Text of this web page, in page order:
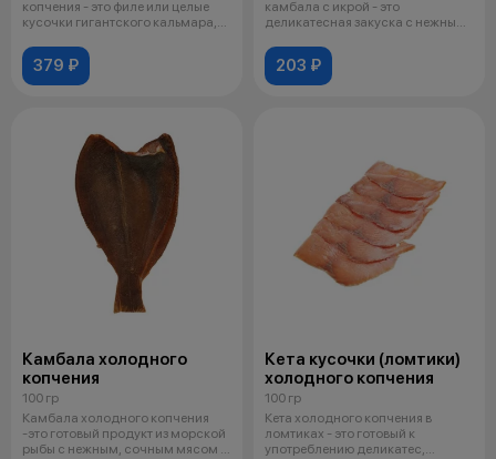
копчения - это филе или целые
кусочки гигантского кальмара,
379 ₽
камбала с икрой - это
деликатесная закуска с нежным,
203 ₽
Камбала холодного
копчения
100 гр
Камбала холодного копчения
-это готовый продукт из морской
рыбы с нежным, сочным мясом и
Кета кусочки (ломтики)
холодного копчения
100 гр
Кета холодного копчения в
ломтиках - это готовый к
употреблению деликатес,